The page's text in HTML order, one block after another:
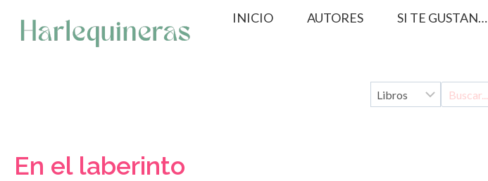
contenido
INICIO AUTORES SI TE GUSTAN…
En el laberinto